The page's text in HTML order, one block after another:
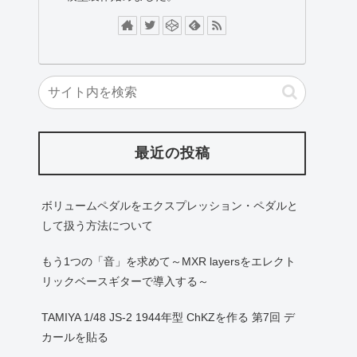
最近の投稿
ボリュームペダルをエクスプレッション・ペダルと
して扱う方法について
もう1つの「音」を求めて～MXR layersをエレクト
リックベースギターで導入する～
TAMIYA 1/48 JS-2 1944年型 ChKZを作る 第7回 デ
カールを貼る